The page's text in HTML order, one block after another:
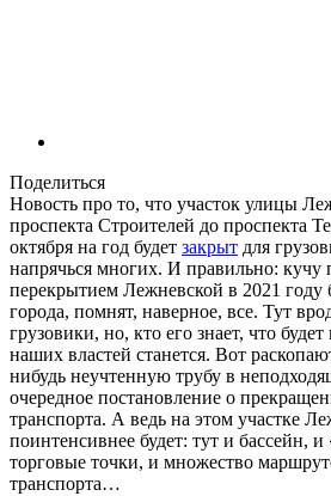
Поделиться
Новость про то, что участок улицы
проспекта Строителей до проспекта
октября на год будет закрыт для
напрячься многих. И правильно: кучу
перекрытием Лежневской в 2021 году
города, помнят, наверное, все. Тут
грузовики, но, кто его знает, что
наших властей станется. Вот
нибудь неучтенную трубу в
очередное постановление о
транспорта. А ведь на этом участке
поинтенсивнее будет: тут и бассейн,
торговые точки, и множество
транспорта…